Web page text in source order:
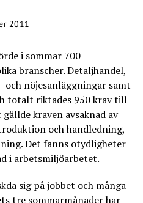
2011
i sommar 700
branscher. Detaljhandel,
nöjesanläggningar samt
totalt riktades 950 krav till
kraven avsaknad av
och handledning,
Det fanns otydligheter
i arbetsmiljöarbetet.
sig på jobbet och många
tre sommarmånader har